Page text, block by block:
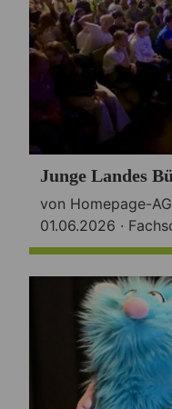
Junge Landes
von Homepage-AG
01.06.2026 ·